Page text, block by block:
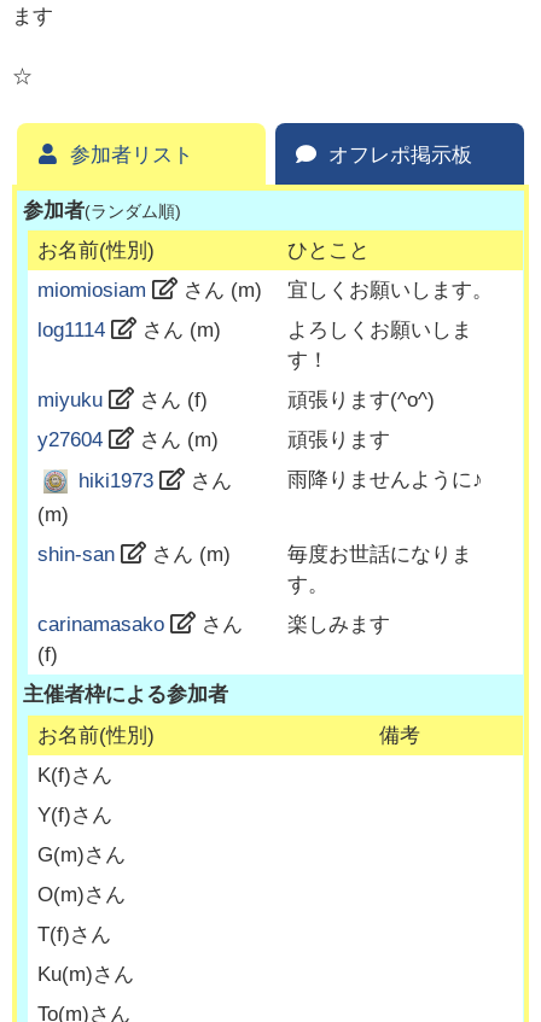
ます
☆
参加者リスト オフレポ掲示板
参加者(ランダム順)
お名前(性別)
ひとこと
miomiosiam
さん (m)
宜しくお願いします。
log1114
さん (m)
よろしくお願いしま
す！
miyuku
さん (f)
頑張ります(^o^)
y27604
さん (m)
頑張ります
hiki1973
さん
(m)
雨降りませんように♪
shin-san さん (m)
毎度お世話になりま
す。
carinamasako
さん
(f)
楽しみます
主催者枠による参加者
お名前(性別)
備考
K(f)さん
Y(f)さん
G(m)さん
O(m)さん
T(f)さん
Ku(m)さん
To(m)さん